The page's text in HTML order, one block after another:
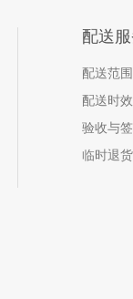
配送
配送范围
配送时效
验收与
临时退货